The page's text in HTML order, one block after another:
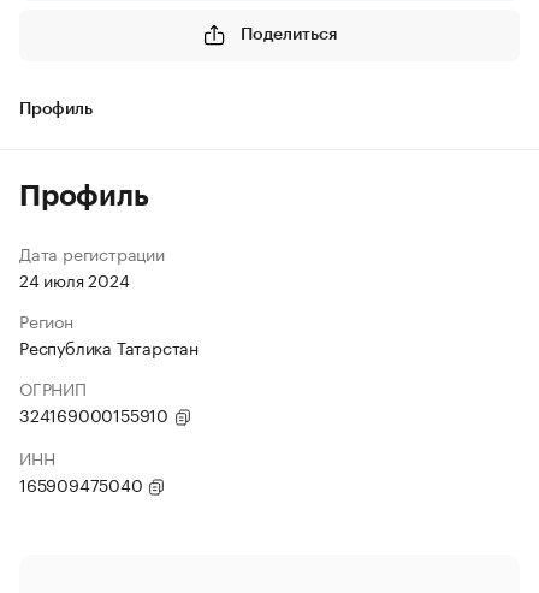
Поделиться
Профиль
Профиль
Дата регистрации
24 июля 2024
Регион
Республика Татарстан
ОГРНИП
324169000155910
ИНН
165909475040